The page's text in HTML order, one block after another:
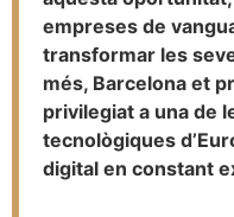
empreses de
transformar les
més, Barcelona et
privilegiat a una de
tecnològiques
digital en constant